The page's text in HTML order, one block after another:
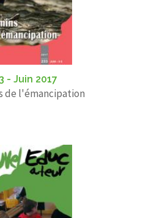
- Juin 2017
de l'émancipation